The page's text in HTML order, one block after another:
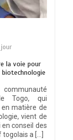
jour
la voie pour
biotechnologie
Togo, qui
matière de
vient de
conseil des
a […]